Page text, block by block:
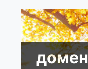
домен